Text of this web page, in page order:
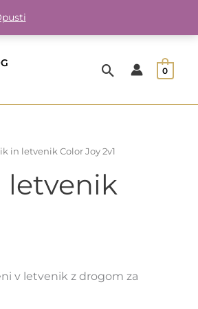
0
in letvenik Color Joy 2v1
letvenik
v letvenik z drogom za